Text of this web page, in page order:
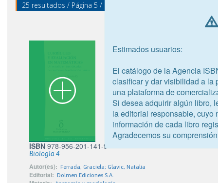
25 resultados / Página 5 / mostrando 25 - 25
ISBN 978-956-201-141-9
Biología 4
Autor(es): Ferrada, Graciela; Glavic, Natalia
Editorial: Dolmen Ediciones S.A.
Estimados usuarios:
El catálogo de la Agencia
clasificar y dar visibilidad a la
una plataforma de
Si desea adquirir algún libro,
la editorial responsable, cuyo
información de cada libro
Agradecemos su